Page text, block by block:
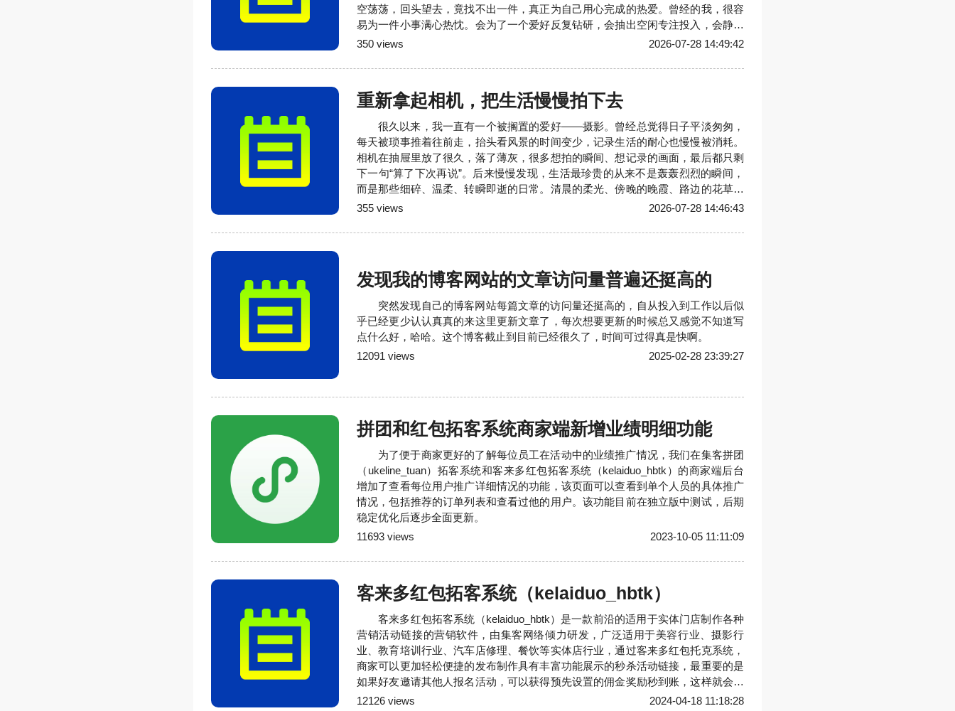
空荡荡，回头望去，竟找不出一件，真正为自己用心完成的热爱。曾经的我，很容
易为一件小事满心热忱。会为了一个爱好反复钻研，会抽出空闲专注投入，会静下
心沉淀自己，享受独处时光里的专注与欢喜。可不知从什么时候开始，这份纯粹的
断；想静下心沉淀自己，目光却总被外界的喧嚣裹挟。凡事都浅尝辄
350 views 2026-07-28 14:49:42
重新拿起相机，把生活慢慢拍下去
很久以来，我一直有一个被搁置的爱好——摄影。曾经总觉得日子平淡匆匆，
每天被琐事推着往前走，抬头看风景的时间变少，记录生活的耐心也慢慢被消耗。
相机在抽屉里放了很久，落了薄灰，很多想拍的瞬间、想记录的画面，最后都只剩
下一句“算了下次再说”。后来慢慢发现，生活最珍贵的从来不是轰轰烈烈的瞬间，
而是那些细碎、温柔、转瞬即逝的日常。清晨的柔光、傍晚的晚霞、路边的花草、
街头的烟火，还有身边人不经意的笑容。这些碎片不会自己留存，如果不记录，就
也不是为了跟风打卡、刻意出圈，只是想找回一种认真生活的状态
355 views 2026-07-28 14:46:43
发现我的博客网站的文章访问量普遍还挺高的
突然发现自己的博客网站每篇文章的访问量还挺高的，自从投入到工作以后似
乎已经更少认认真真的来这里更新文章了，每次想要更新的时候总又感觉不知道写
点什么好，哈哈。这个博客截止到目前已经很久了，时间可过得真是快啊。
12091 views
2025-02-28 23:39:27
拼团和红包拓客系统商家端新增业绩明细功能
为了便于商家更好的了解每位员工在活动中的业绩推广情况，我们在集客拼团
（ukeline_tuan）拓客系统和客来多红包拓客系统（kelaiduo_hbtk）的商家端后台
增加了查看每位用户推广详细情况的功能，该页面可以查看到单个人员的具体推广
情况，包括推荐的订单列表和查看过他的用户。该功能目前在独立版中测试，后期
稳定优化后逐步全面更新。
11693 views
2023-10-05 11:11:09
客来多红包拓客系统（kelaiduo_hbtk）
客来多红包拓客系统（kelaiduo_hbtk）是一款前沿的适用于实体门店制作各种
营销活动链接的营销软件，由集客网络倾力研发，广泛适用于美容行业、摄影行
业、教育培训行业、汽车店修理、餐饮等实体店行业，通过客来多红包托克系统，
商家可以更加轻松便捷的发布制作具有丰富功能展示的秒杀活动链接，最重要的是
如果好友邀请其他人报名活动，可以获得预先设置的佣金奖励秒到账，这样就会有
大量的用户积极帮忙转发宣传，从而可以在短时间内让您的活动内容形成裂变传播
12126 views 2024-04-18 11:18:28